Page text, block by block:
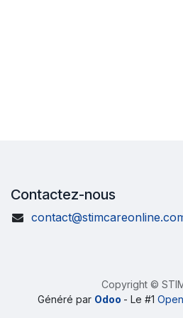
Contactez-nous
Copyright ©
Généré par Odoo - Le #1